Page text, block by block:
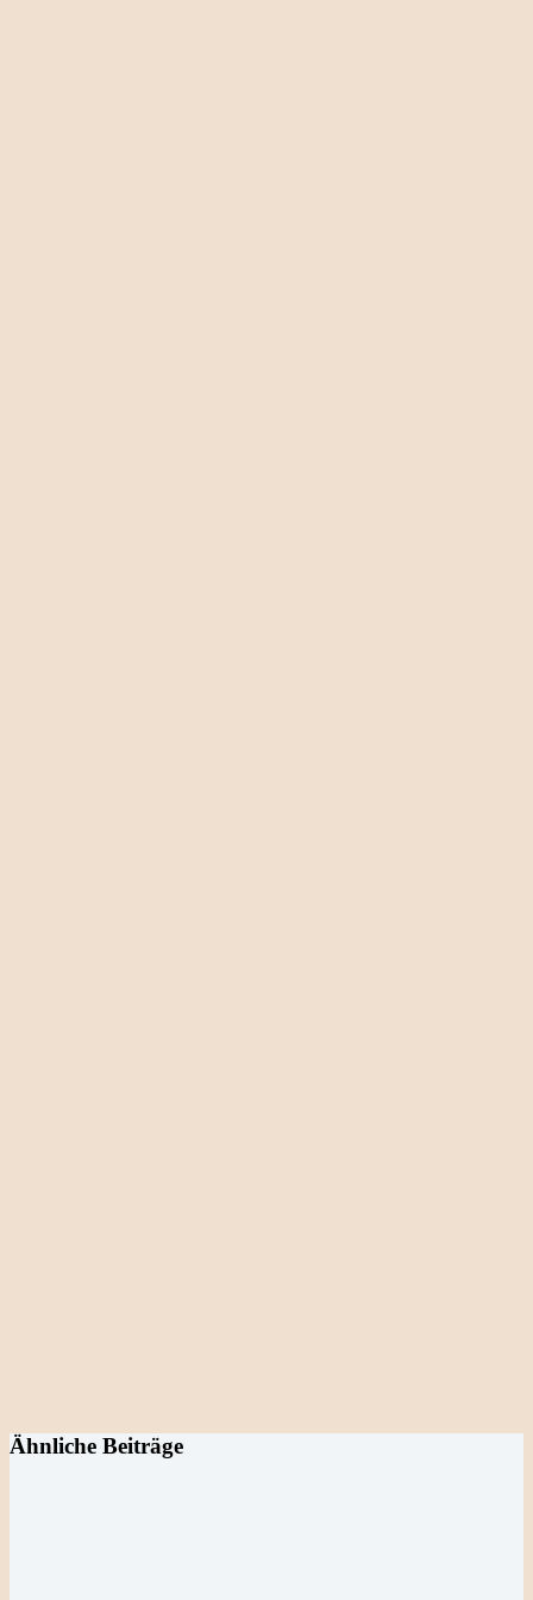
Ähnliche Beiträge